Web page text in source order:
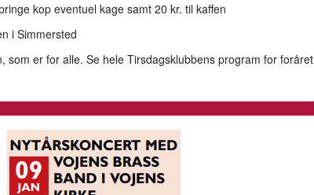
kop eventuel kage samt 20 kr. til kaffen
i Simmersted
som er for alle. Se hele Tirsdagsklubbens program for foråret